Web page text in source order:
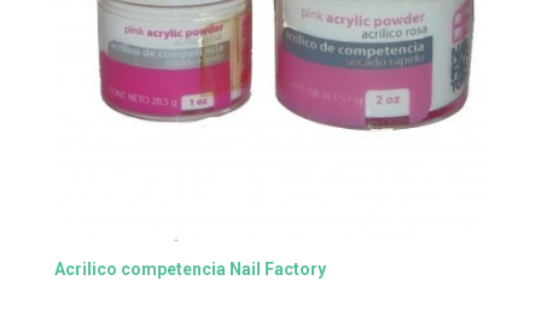
Acrilico competencia Nail Factory